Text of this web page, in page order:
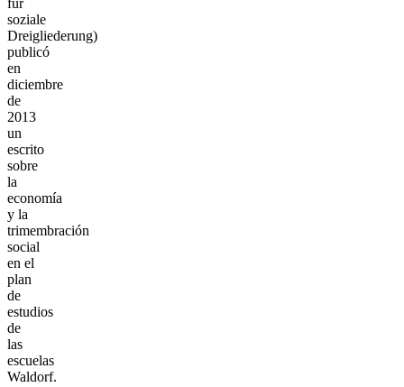
für
soziale
Dreigliederung)
publicó
en
diciembre
de
2013
un
escrito
sobre
la
economía
y la
trimembración
social
en el
plan
de
estudios
de
las
escuelas
Waldorf.